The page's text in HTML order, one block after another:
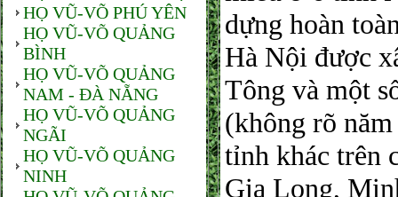
HỌ VŨ-VÕ PHÚ YÊN
HỌ VŨ-VÕ QUẢNG
BÌNH
HỌ VŨ-VÕ QUẢNG
NAM - ĐÀ NẴNG
HỌ VŨ-VÕ QUẢNG
NGÃI
HỌ VŨ-VÕ QUẢNG
NINH
dựng hoàn
Hà Nội được
Tông và một
(không rõ
tỉnh khác trên
Gia Long,